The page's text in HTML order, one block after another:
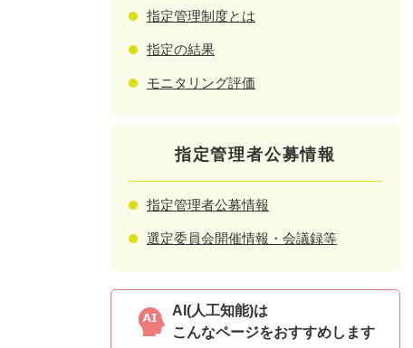
指定管理制度とは
指定の結果
モニタリング評価
指定管理者公募情報
指定管理者公募情報
選定委員会開催情報・会議録等
AI(人工知能)は
こんなページをおすすめします